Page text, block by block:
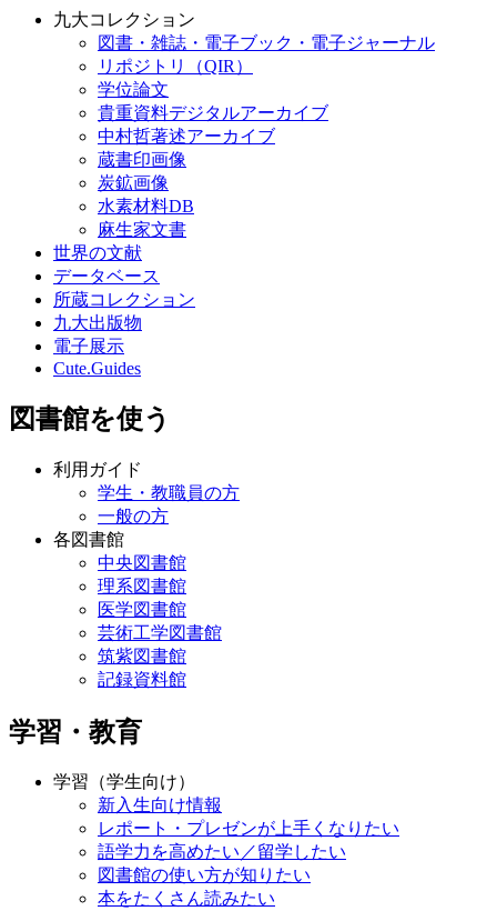
九大コレクション
図書・雑誌・電子ブック・電子ジャーナル
リポジトリ（QIR）
学位論文
貴重資料デジタルアーカイブ
中村哲著述アーカイブ
蔵書印画像
炭鉱画像
水素材料DB
麻生家文書
世界の文献
データベース
所蔵コレクション
九大出版物
電子展示
Cute.Guides
図書館を使う
利用ガイド
学生・教職員の方
一般の方
各図書館
中央図書館
理系図書館
医学図書館
芸術工学図書館
筑紫図書館
記録資料館
学習・教育
学習（学生向け）
新入生向け情報
レポート・プレゼンが上手くなりたい
語学力を高めたい／留学したい
図書館の使い方が知りたい
本をたくさん読みたい